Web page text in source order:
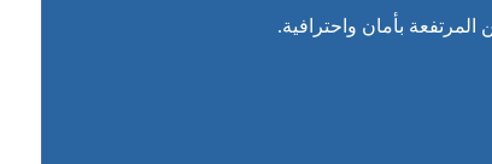
بأمان واحترافية.